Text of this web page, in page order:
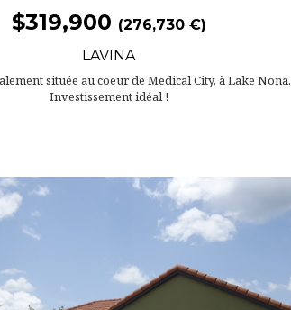
$319,900 (276,730 €)
LAVINA
située au coeur de Medical City, à Lake Nona.
Investissement idéal !